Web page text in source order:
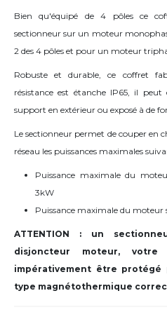
Bien qu'équipé de 4 pôles ce
sectionneur sur un moteur
2 des 4 pôles et pour un moteur
Robuste et durable, ce coffret
résistance est étanche IP65, il
support en extérieur ou exposé à de
Le sectionneur permet de couper en
réseau les puissances maximales
Puissance maximale du
3kW
Puissance maximale du
ATTENTION : un
disjoncteur moteur,
impérativement être
type magnétothermique